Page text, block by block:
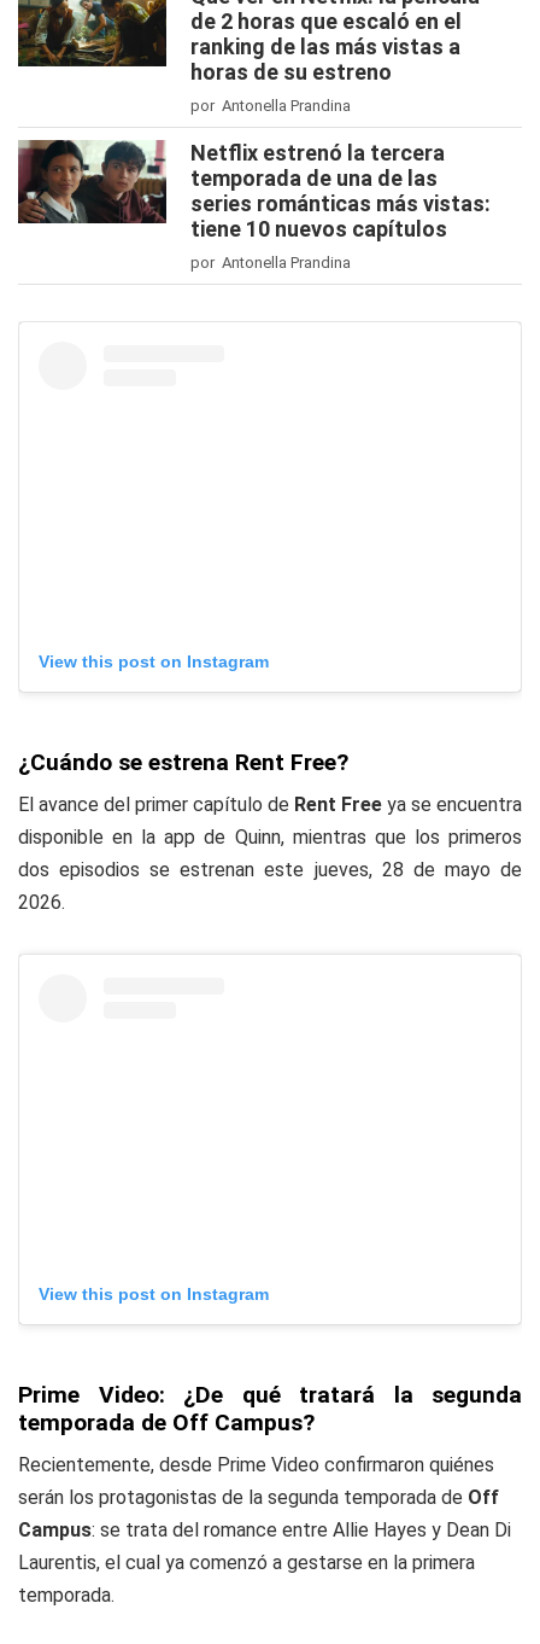
de 2 horas que escaló en el
ranking de las más vistas a
horas de su estreno
por Antonella Prandina
Netflix estrenó la tercera
temporada de una de las
series románticas más vistas:
tiene 10 nuevos capítulos
por Antonella Prandina
View this post on Instagram
¿Cuándo se estrena Rent Free?
El avance del primer capítulo de Rent Free ya se encuentra
disponible en la app de Quinn, mientras que los primeros
dos episodios se estrenan este jueves, 28 de mayo de
2026.
View this post on Instagram
Prime Video: ¿De qué tratará la segunda
temporada de Off Campus?
Recientemente, desde Prime Video confirmaron quiénes
serán los protagonistas de la segunda temporada de Off
Campus: se trata del romance entre Allie Hayes y Dean Di
Laurentis, el cual ya comenzó a gestarse en la primera
temporada.